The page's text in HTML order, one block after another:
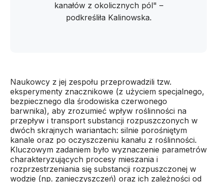
kanałów z okolicznych pól" –
podkreśliła Kalinowska.
Naukowcy z jej zespołu przeprowadzili tzw.
eksperymenty znacznikowe (z użyciem specjalnego,
bezpiecznego dla środowiska czerwonego
barwnika), aby zrozumieć wpływ roślinności na
przepływ i transport substancji rozpuszczonych w
dwóch skrajnych wariantach: silnie porośniętym
kanale oraz po oczyszczeniu kanału z roślinności.
Kluczowym zadaniem było wyznaczenie parametrów
charakteryzujących procesy mieszania i
rozprzestrzeniania się substancji rozpuszczonej w
wodzie (np. zanieczyszczeń) oraz ich zależności od